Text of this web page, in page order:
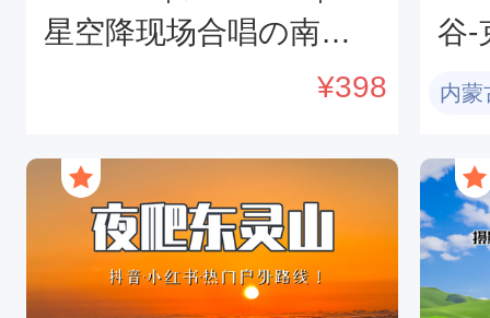
星空降现场合唱の南戴
河国际娱乐中心-渔岛海
梦合唱夜
¥398
谷-
甸-
内蒙